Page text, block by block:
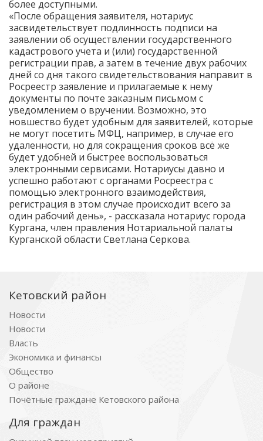
более доступными.
«После обращения заявителя, нотариус
засвидетельствует подлинность подписи на
заявлении об осуществлении государственного
кадастрового учета и (или) государственной
регистрации прав, а затем в течение двух рабочих
дней со дня такого свидетельствования направит в
Росреестр заявление и прилагаемые к нему
документы по почте заказным письмом с
уведомлением о вручении. Возможно, это
новшество будет удобным для заявителей, которые
не могут посетить МФЦ, например, в случае его
удаленности, но для сокращения сроков всё же
будет удобней и быстрее воспользоваться
электронными сервисами. Нотариусы давно и
успешно работают с органами Росреестра с
помощью электронного взаимодействия,
регистрация в этом случае происходит всего за
один рабочий день», - рассказала нотариус города
Кургана, член правления Нотариальной палаты
Курганской области Светлана Серкова.
Кетовский район
Новости
Новости
Власть
Экономика и финансы
Общество
О районе
Почётные граждане Кетовского района
Для граждан